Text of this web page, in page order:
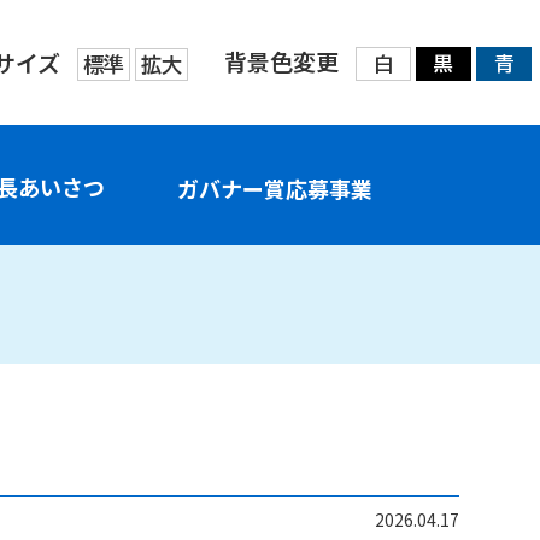
イズ 標準 拡大 背景色変更 白 黒 青
あいさつ ガバナー賞応募事業
2026.04.17